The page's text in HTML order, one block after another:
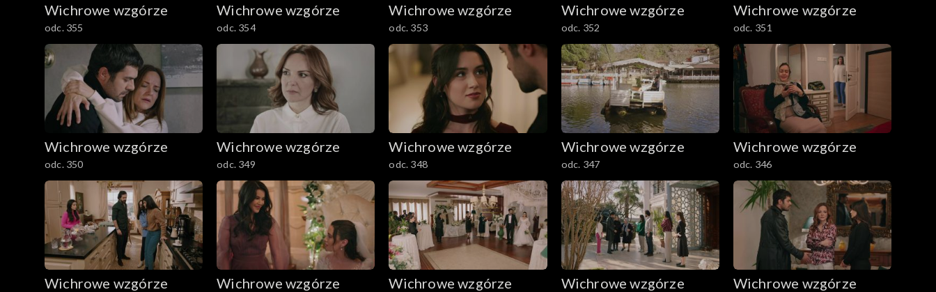
Wichrowe wzgórze
odc. 355
Wichrowe wzgórze
odc. 354
Wichrowe wzgórze
odc. 353
Wichrowe wzgórze
odc. 352
Wichrowe wzgórze
odc. 351
Wichrowe wzgórze
odc. 350
Wichrowe wzgórze
odc. 349
Wichrowe wzgórze
odc. 348
Wichrowe wzgórze
odc. 347
Wichrowe wzgórze
odc. 346
Wichrowe wzgórze Wichrowe wzgórze Wichrowe wzgórze Wichrowe wzgórze Wichrowe wzgórze